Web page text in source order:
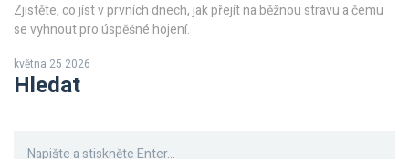
Zjistěte, co jíst v prvních dnech, jak přejít na běžnou stravu a čemu
se vyhnout pro úspěšné hojení.
května 25 2026
Hledat